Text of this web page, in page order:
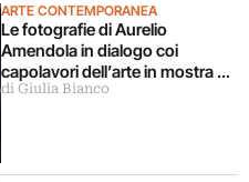
ARTE CONTEMPORANEA
Le fotografie di Aurelio
Amendola in dialogo coi
capolavori dell’arte in mostra a
Milano
di Giulia Bianco